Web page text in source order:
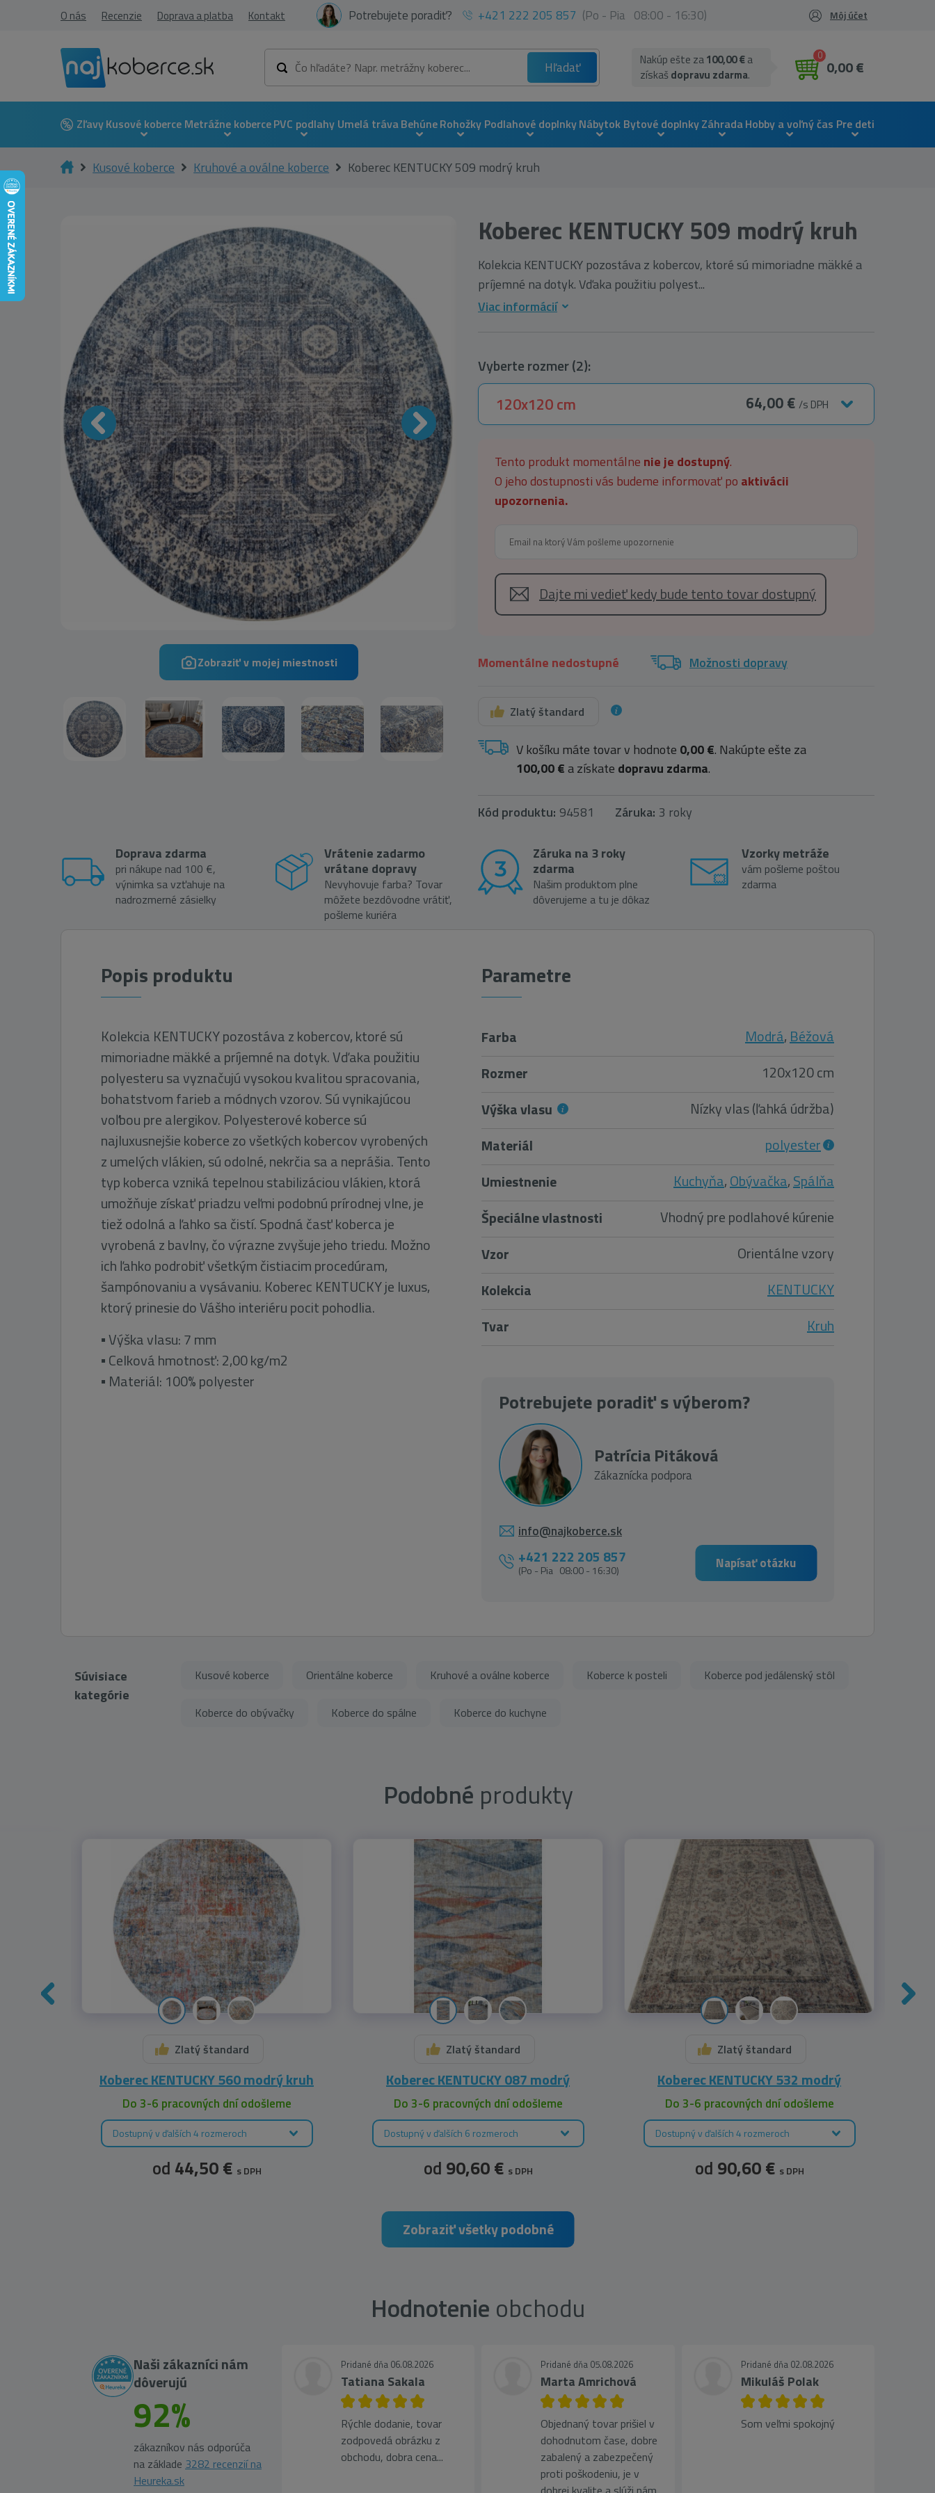
O nás Recenzie Doprava a platba Kontakt Potrebujete poradiť? +421 222 205 857 (Po - Pia 08:00 - 16:30) Môj účet
Hľadať
0
0,00 €
Nakúp ešte za100,00 €a
získaš dopravu zdarma.
ZľavyKusové koberce Metrážne kobercePVC podlahy Umelá trávaBehúneRohožky Podlahové doplnkyNábytok Bytové doplnkyZáhradaHobby a voľný čas Pre deti
Kusové koberce Kruhové a oválne koberce Koberec KENTUCKY 509 modrý kruh
Zobraziť v mojej miestnosti
Koberec KENTUCKY 509 modrý kruh
Kolekcia KENTUCKY pozostáva z kobercov, ktoré sú mimoriadne mäkké a
príjemné na dotyk. Vďaka použitiu polyest...
Viac informácií
Vyberte rozmer (2):
120x120 cm 64,00 € /s DPH
Tento produkt momentálne nie je dostupný.
O jeho dostupnosti vás budeme informovať po aktivácii
upozornenia.
Dajte mi vedieť kedy bude tento tovar dostupný
Momentálne nedostupné Možnosti dopravy
Zlatý štandard
V košíku máte tovar v hodnote 0,00 €. Nakúpte ešte za
100,00 €a získate dopravu zdarma.
Kód produktu: 94581 Záruka: 3 roky
Doprava zdarma
pri nákupe nad 100 €,
výnimka sa vzťahuje na
nadrozmerné zásielky
Vrátenie zadarmo
vrátane dopravy
Nevyhovuje farba? Tovar
môžete bezdôvodne vrátiť,
pošleme kuriéra
Záruka na 3 roky
zdarma
Našim produktom plne
dôverujeme a tu je dôkaz
Vzorky metráže
vám pošleme poštou
zdarma
Popis produktu
Kolekcia KENTUCKY pozostáva z kobercov, ktoré sú
mimoriadne mäkké a príjemné na dotyk. Vďaka použitiu
polyesteru sa vyznačujú vysokou kvalitou spracovania,
bohatstvom farieb a módnych vzorov. Sú vynikajúcou
voľbou pre alergikov. Polyesterové koberce sú
najluxusnejšie koberce zo všetkých kobercov vyrobených
z umelých vlákien, sú odolné, nekrčia sa a neprášia. Tento
typ koberca vzniká tepelnou stabilizáciou vlákien, ktorá
umožňuje získať priadzu veľmi podobnú prírodnej vlne, je
tiež odolná a ľahko sa čistí. Spodná časť koberca je
vyrobená z bavlny, čo výrazne zvyšuje jeho triedu. Možno
ich ľahko podrobiť všetkým čistiacim procedúram,
šampónovaniu a vysávaniu. Koberec KENTUCKY je luxus,
ktorý prinesie do Vášho interiéru pocit pohodlia.
▪ Výška vlasu: 7 mm
▪ Celková hmotnosť: 2,00 kg/m2
▪ Materiál: 100% polyester
Parametre
Farba Modrá,Béžová
Rozmer
120x120 cm
Výška vlasu
Nízky vlas (ľahká údržba)
Materiál
polyester
Umiestnenie
Kuchyňa,Obývačka,Spálňa
Špeciálne vlastnosti
Vhodný pre podlahové kúrenie
Vzor
Orientálne vzory
Kolekcia
KENTUCKY
Tvar
Kruh
Potrebujete poradiť s výberom?
Patrícia Pitáková
Zákaznícka podpora
info@najkoberce.sk
+421 222 205 857
(Po - Pia 08:00 - 16:30) Napísať otázku
Súvisiace
kategórie
Kusové koberce Orientálne koberce Kruhové a oválne koberce Koberce k posteli Koberce pod jedálenský stôl
Koberce do obývačky Koberce do spálne Koberce do kuchyne
Podobné produkty
Zlatý štandard
Koberec KENTUCKY 560 modrý kruh
Do 3-6 pracovných dní odošleme
Dostupný v ďalších 4 rozmeroch
od 44,50 € s DPH
Zlatý štandard
Koberec KENTUCKY 087 modrý
Do 3-6 pracovných dní odošleme
Dostupný v ďalších 6 rozmeroch
od 90,60 € s DPH
Zlatý štandard
Koberec KENTUCKY 532 modrý
Do 3-6 pracovných dní odošleme
Dostupný v ďalších 4 rozmeroch
od 90,60 € s DPH
Zobraziť všetky podobné
Hodnotenie obchodu
Naši zákazníci nám
dôverujú
92%
zákazníkov nás odporúča
na základe 3282 recenzií na
Heureka.sk
Pridané dňa 06.08.2026
Tatiana Sakala
Rýchle dodanie, tovar
zodpovedá obrázku z
obchodu, dobra cena...
Pridané dňa 05.08.2026
Marta Amrichová
Objednaný tovar prišiel v
dohodnutom čase, dobre
zabalený a zabezpečený
proti poškodeniu, je v
Pridané dňa 02.08.2026
Mikuláš Polak
Som veľmi spokojný